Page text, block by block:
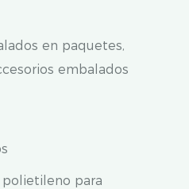
en paquetes,
embalados
para